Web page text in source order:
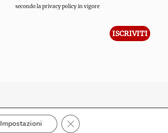
secondo la privacy policy in vigore
Impostazioni Close GDPR Cookie Banner